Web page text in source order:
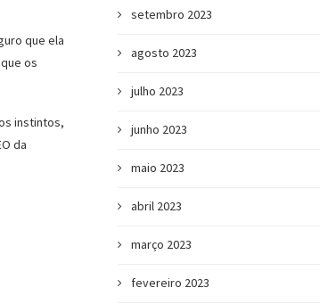
que ela
os
instintos,
da
setembro 2023
agosto 2023
julho 2023
junho 2023
maio 2023
abril 2023
março 2023
fevereiro 2023